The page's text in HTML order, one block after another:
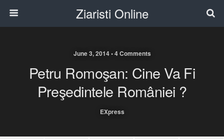
Ziaristi Online
June 3, 2014 • 4 Comments
Petru Romoşan: Cine Va Fi
Preşedintele României ?
EXpress